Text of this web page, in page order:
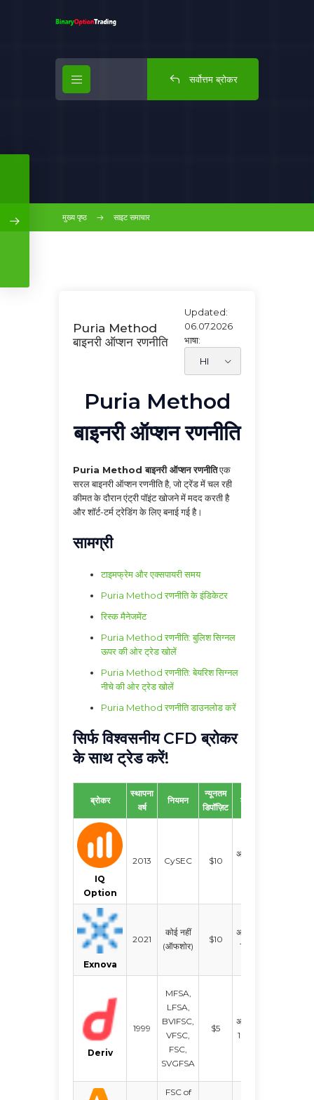
सर्वोत्तम ब्रोकर
मुख्य पृष्ठ साइट समाचार
Puria Method
बाइनरी ऑप्शन रणनीति
Updated:
06.07.2026
भाषा:
Puria Method
बाइनरी ऑप्शन रणनीति
Puria Method बाइनरी ऑप्शन रणनीतिएक
सरल बाइनरी ऑप्शन रणनीति है, जो ट्रेंड में चल रही
कीमत के दौरान एंट्री पॉइंट खोजने में मदद करती है
और शॉर्ट-टर्म ट्रेडिंग के लिए बनाई गई है।
सामग्री
टाइमफ्रेम और एक्सपायरी समय
Puria Method रणनीति के इंडिकेटर
रिस्क मैनेजमेंट
Puria Method रणनीति: बुलिश सिग्नल
ऊपर की ओर ट्रेड खोलें
Puria Method रणनीति: बेयरिश सिग्नल
नीचे की ओर ट्रेड खोलें
Puria Method रणनीति डाउनलोड करें
सिर्फ विश्वसनीय CFD ब्रोकर
के साथ ट्रेड करें!
ब्रोकर
स्थापना
वर्ष
नियमन
न्यूनतम
डिपॉज़िट
लीवरेज
IQ
Option
2013 CySEC $10
अधिकतम
Exnova
2021
कोई नहीं
(ऑफशोर)
$10
अधिकतम
1:500
Deriv
1999
MFSA,
LFSA,
BVIFSC,
VFSC,
FSC,
SVGFSA
$5
अधिकतम
1:1000
FSC of